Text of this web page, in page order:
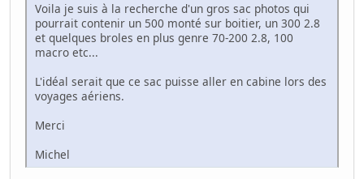
Voila je suis à la recherche d'un gros sac photos qui
pourrait contenir un 500 monté sur boitier, un 300 2.8
et quelques broles en plus genre 70-200 2.8, 100
macro etc...
L'idéal serait que ce sac puisse aller en cabine lors des
voyages aériens.
Merci
Michel